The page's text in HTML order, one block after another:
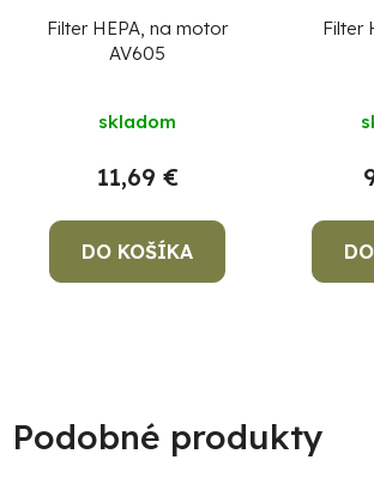
Filter HEPA, na motor
AV605
skladom
11,69 €
DO KOŠÍKA
Filter
Podobné produkty